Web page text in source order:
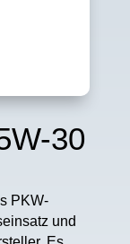
30
PKW-
und